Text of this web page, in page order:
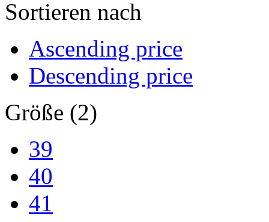
Sortieren nach
Ascending price
Descending price
Größe (2)
39
40
41